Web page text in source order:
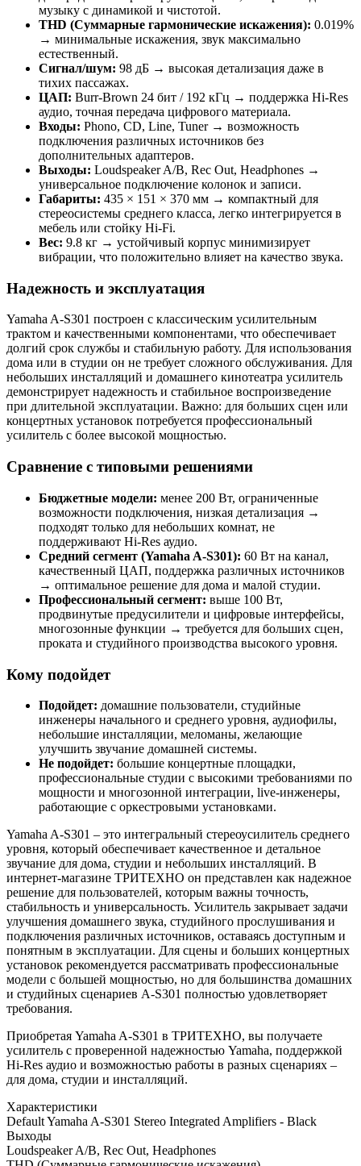
музыку с динамикой и чистотой.
THD (Суммарные гармонические искажения): 0.019%
→ минимальные искажения, звук максимально
естественный.
Сигнал/шум: 98 дБ → высокая детализация даже в
тихих пассажах.
ЦАП: Burr-Brown 24 бит / 192 кГц → поддержка Hi-Res
аудио, точная передача цифрового материала.
Входы: Phono, CD, Line, Tuner → возможность
подключения различных источников без
дополнительных адаптеров.
Выходы: Loudspeaker A/B, Rec Out, Headphones →
универсальное подключение колонок и записи.
Габариты: 435 × 151 × 370 мм → компактный для
стереосистемы среднего класса, легко интегрируется в
мебель или стойку Hi-Fi.
Вес: 9.8 кг → устойчивый корпус минимизирует
вибрации, что положительно влияет на качество звука.
Надежность и эксплуатация
Yamaha A-S301 построен с классическим усилительным
трактом и качественными компонентами, что обеспечивает
долгий срок службы и стабильную работу. Для использования
дома или в студии он не требует сложного обслуживания. Для
небольших инсталляций и домашнего кинотеатра усилитель
демонстрирует надежность и стабильное воспроизведение
при длительной эксплуатации. Важно: для больших сцен или
концертных установок потребуется профессиональный
усилитель с более высокой мощностью.
Сравнение с типовыми решениями
Бюджетные модели: менее 200 Вт, ограниченные
возможности подключения, низкая детализация →
подходят только для небольших комнат, не
поддерживают Hi-Res аудио.
Средний сегмент (Yamaha A-S301): 60 Вт на канал,
качественный ЦАП, поддержка различных источников
→ оптимальное решение для дома и малой студии.
Профессиональный сегмент: выше 100 Вт,
продвинутые предусилители и цифровые интерфейсы,
многозонные функции → требуется для больших сцен,
проката и студийного производства высокого уровня.
Кому подойдет
Подойдет: домашние пользователи, студийные
инженеры начального и среднего уровня, аудиофилы,
небольшие инсталляции, меломаны, желающие
улучшить звучание домашней системы.
Не подойдет: большие концертные площадки,
профессиональные студии с высокими требованиями по
мощности и многозонной интеграции, live-инженеры,
работающие с оркестровыми установками.
Yamaha A-S301 – это интегральный стереоусилитель среднего
уровня, который обеспечивает качественное и детальное
звучание для дома, студии и небольших инсталляций. В
интернет-магазине ТРИТЕХНО он представлен как надежное
решение для пользователей, которым важны точность,
стабильность и универсальность. Усилитель закрывает задачи
улучшения домашнего звука, студийного прослушивания и
подключения различных источников, оставаясь доступным и
понятным в эксплуатации. Для сцены и больших концертных
установок рекомендуется рассматривать профессиональные
модели с большей мощностью, но для большинства домашних
и студийных сценариев A-S301 полностью удовлетворяет
требования.
Приобретая Yamaha A-S301 в ТРИТЕХНО, вы получаете
усилитель с проверенной надежностью Yamaha, поддержкой
Hi-Res аудио и возможностью работы в разных сценариях –
для дома, студии и инсталляций.
Характеристики
Default Yamaha A-S301 Stereo Integrated Amplifiers - Black
Выходы
Loudspeaker A/B, Rec Out, Headphones